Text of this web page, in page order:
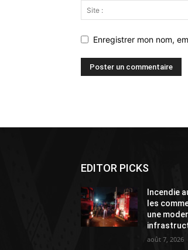
Enregistrer mon nom,
EDITOR PICKS
Incendie
les
une
août 7, 2026